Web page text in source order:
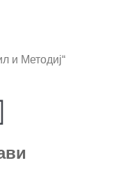
и Методиј“